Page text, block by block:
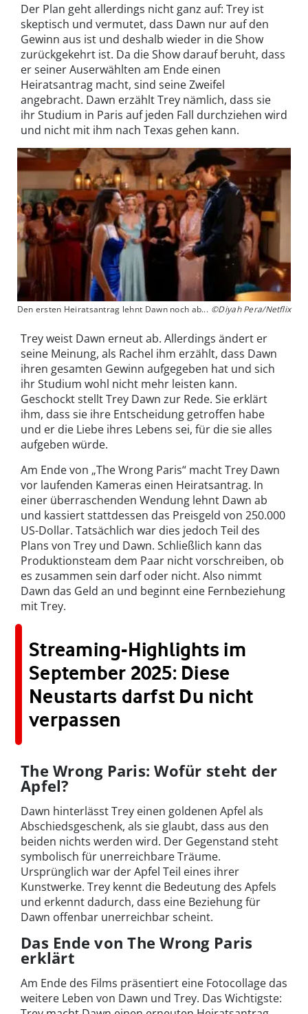
Der Plan geht allerdings nicht ganz auf: Trey ist
skeptisch und vermutet, dass Dawn nur auf den
Gewinn aus ist und deshalb wieder in die Show
zurückgekehrt ist. Da die Show darauf beruht, dass
er seiner Auserwählten am Ende einen
Heiratsantrag macht, sind seine Zweifel
angebracht. Dawn erzählt Trey nämlich, dass sie
ihr Studium in Paris auf jeden Fall durchziehen wird
und nicht mit ihm nach Texas gehen kann.
Den ersten Heiratsantrag lehnt Dawn noch ab... ©Diyah Pera/Netflix
Trey weist Dawn erneut ab. Allerdings ändert er
seine Meinung, als Rachel ihm erzählt, dass Dawn
ihren gesamten Gewinn aufgegeben hat und sich
ihr Studium wohl nicht mehr leisten kann.
Geschockt stellt Trey Dawn zur Rede. Sie erklärt
ihm, dass sie ihre Entscheidung getroffen habe
und er die Liebe ihres Lebens sei, für die sie alles
aufgeben würde.
Am Ende von „The Wrong Paris“ macht Trey Dawn
vor laufenden Kameras einen Heiratsantrag. In
einer überraschenden Wendung lehnt Dawn ab
und kassiert stattdessen das Preisgeld von 250.000
US-Dollar. Tatsächlich war dies jedoch Teil des
Plans von Trey und Dawn. Schließlich kann das
Produktionsteam dem Paar nicht vorschreiben, ob
es zusammen sein darf oder nicht. Also nimmt
Dawn das Geld an und beginnt eine Fernbeziehung
mit Trey.
Streaming-Highlights im
September 2025: Diese
Neustarts darfst Du nicht
verpassen
The Wrong Paris: Wofür steht der
Apfel?
Dawn hinterlässt Trey einen goldenen Apfel als
Abschiedsgeschenk, als sie glaubt, dass aus den
beiden nichts werden wird. Der Gegenstand steht
symbolisch für unerreichbare Träume.
Ursprünglich war der Apfel Teil eines ihrer
Kunstwerke. Trey kennt die Bedeutung des Apfels
und erkennt dadurch, dass eine Beziehung für
Dawn offenbar unerreichbar scheint.
Das Ende von The Wrong Paris
erklärt
Am Ende des Films präsentiert eine Fotocollage das
weitere Leben von Dawn und Trey. Das Wichtigste: